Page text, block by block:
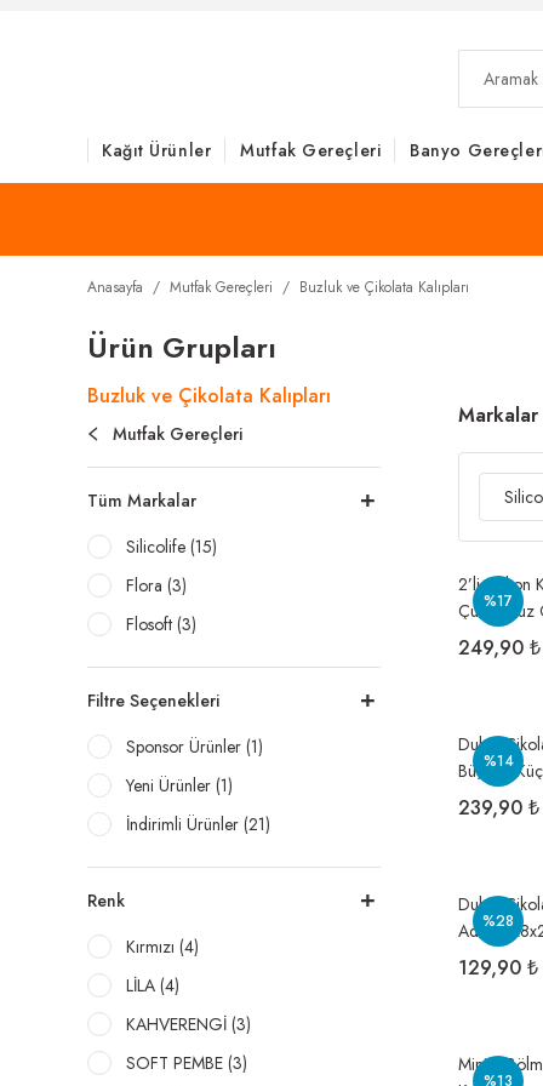
Kağıt Ürünler Mutfak Gereçleri Banyo
Anasayfa Mutfak Gereçleri Buzluk ve Çikolata Kalıpları
Ürün Grupları
Buzluk ve Çikolata Kalıpları
Mutfak Gereçleri
Tüm Markalar
Silicolife (15)
Flora (3)
Flosoft (3)
Filtre Seçenekleri
Sponsor Ürünler (1)
Yeni Ürünler (1)
İndirimli Ürünler (21)
Renk
Kırmızı (4)
LİLA (4)
KAHVERENGİ (3)
SOFT PEMBE (3)
Markalar
%17
2’li Silikon
Çubuk Buz
BPA Free
249,90 ₺
%14
Dubai
Büyük 1
239,90 ₺
%28
Dubai
Adet
129,90 ₺
%13
Mini 5